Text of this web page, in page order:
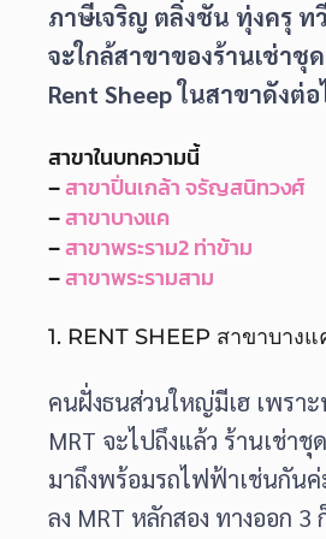
ภาษีเจริญ ตลิ่งชัน ทุ่งครุ
จะใกล้สาขาของร้านเช่าชุ
Rent Sheep ในสาขาดังต่
สาขาในบทความนี้
–สาขาปิ่นเกล้า จรัญสนิทวงศ์
–สาขาบางแค
–สาขาพระราม2 ท่าข้าม
–สาขาพระรามสาม
1. RENT SHEEP สาขาบางแ
คนฝั่งธนส่วนใหญ่มีเฮ เพรา
MRT จะไปถึงแล้ว ร้านเช่า
มาถึงพร้อมรถไฟฟ้าเช่นกันค่
ลง MRT หลักสอง ทางออก